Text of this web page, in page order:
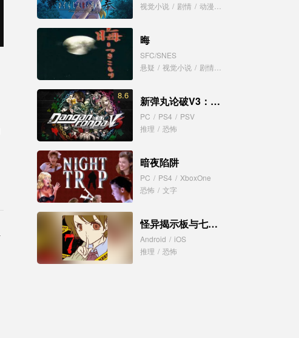
视觉小说 / 剧情 / 动漫
晦
SFC/SNES
悬疑 / 视觉小说 / 剧情
8.6 新弹丸论破V3：大家互相残杀的新学期
PC / PS4 / PSV
推理 / 恐怖
暗夜陷阱
PC / PS4 / XboxOne
恐怖 / 文字
怪异揭示板与七重传言
Android / iOS
推理 / 恐怖